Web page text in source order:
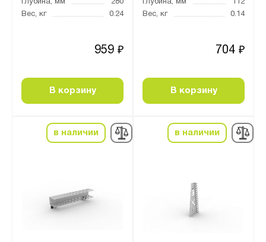
Глубина, мм
280
Вес, кг
0.24
959 ₽
В корзину
Глубина, мм
112
Вес, кг
0.14
704 ₽
В корзину
в наличии в наличии